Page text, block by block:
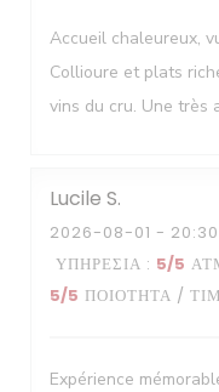
Accueil chaleureux,
Collioure et plats
vins du cru. Une très
Lucile S
2026-08-01 -
ΥΠΗΡΕΣΊΑ : 5/5
5/5 ΠΟΙΌΤΗΤΑ /
Expérience